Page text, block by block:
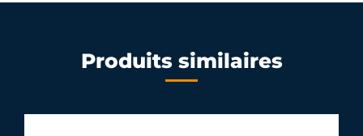
Produits similaires